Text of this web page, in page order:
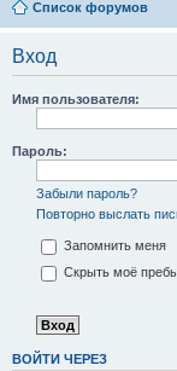
Список форумов
Вход
Имя пользователя:
Пароль:
Забыли пароль?
Повторно выслать
Запомнить меня
Скрыть моё
ВОЙТИ ЧЕРЕЗ